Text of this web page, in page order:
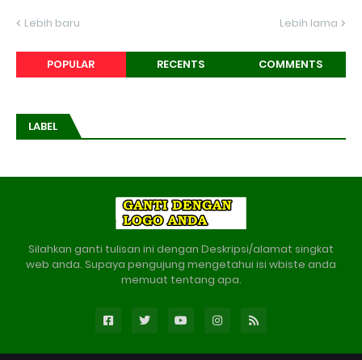
Lebih baru Lebih lama
POPULAR RECENTS COMMENTS
LABEL
Silahkan ganti tulisan ini dengan Deskripsi/alamat singkat
web anda. Supaya pengujung mengetahui isi wbiste anda
memuat tentang apa.